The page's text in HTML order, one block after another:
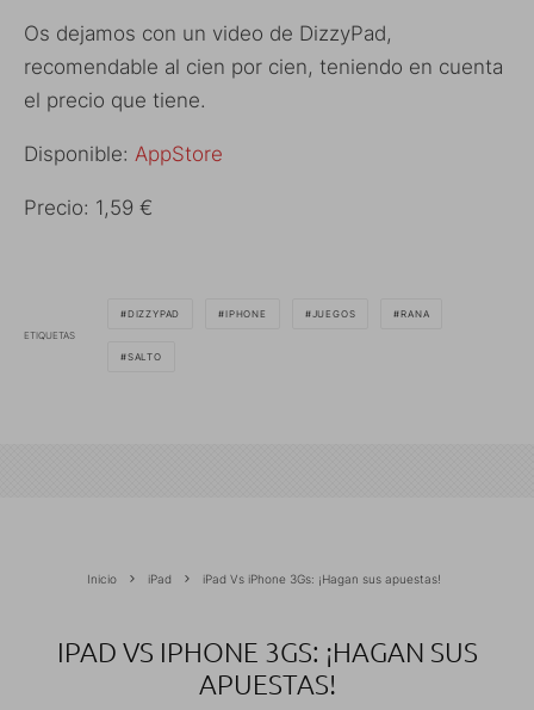
Os dejamos con un video de DizzyPad,
recomendable al cien por cien, teniendo en cuenta
el precio que tiene.
Disponible: AppStore
Precio: 1,59 €
ETIQUETAS
DIZZYPAD IPHONE JUEGOS RANA
SALTO
Inicio iPad iPad Vs iPhone 3Gs: ¡Hagan sus apuestas!
IPAD VS IPHONE 3GS: ¡HAGAN SUS
APUESTAS!